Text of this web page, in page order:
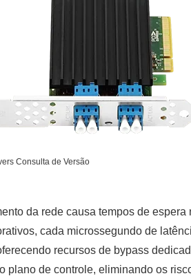
Consulta de Versão
da rede causa tempos de
cada microssegundo de
recursos de bypass
plano de controle, eliminando os